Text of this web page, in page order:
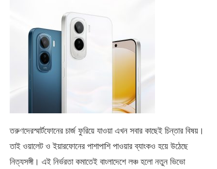
তরুণদেরস্মার্টফোনের চার্জ ফুরিয়ে যাওয়া এখন সবার কাছেই চিন্তার বিষয়।
তাই ওয়ালেট ও ইয়ারফোনের পাশাপাশি পাওয়ার ব্যাংকও হয়ে উঠেছে
নিত্যসঙ্গী। এই নির্ভরতা কমাতেই বাংলাদেশে লঞ্চ হলো নতুন ভিভো